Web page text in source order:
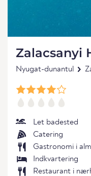
Zalacsanyi
Nyugat-dunantul
Let badested
Catering
Gastronomi i
Indkvartering
Restaurant i